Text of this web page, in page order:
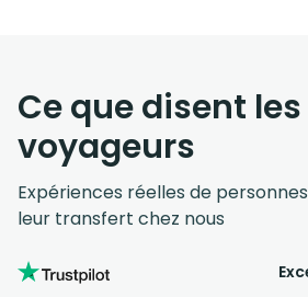
Ce que disent les
voyageurs
Expériences réelles de
leur transfert chez nous